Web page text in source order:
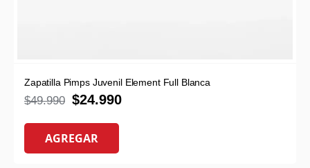
Zapatilla Pimps Juvenil Element Full Blanca
$49.990 $24.990
AGREGAR